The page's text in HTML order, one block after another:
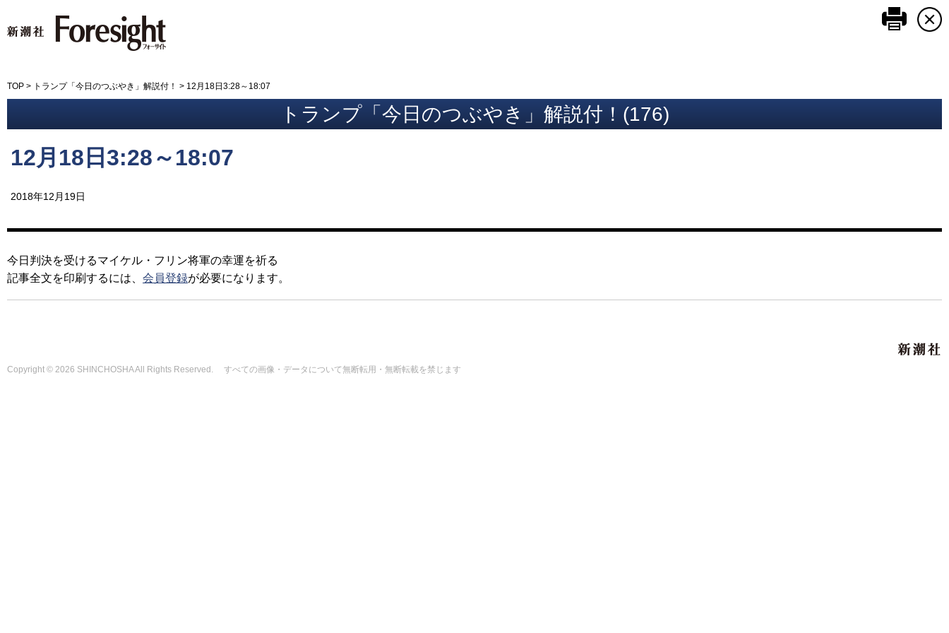
このペ
TOP > トランプ「今日のつぶやき」解説付！ > 12月18日3:28～18:07
トランプ「今日のつぶやき」解説付！(176)
12月18日3:28～18:07
2018年12月19日
今日判決を受けるマイケル・フリン将軍の幸運を祈る
記事全文を印刷するには、 会員登録が必要になります。
Copyright © 2026 SHINCHOSHA All Rights Reserved. すべての画像・データについて無断転用・無断転載を禁じます